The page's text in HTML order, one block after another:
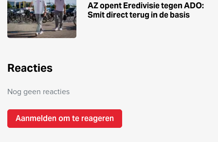
AZ opent Eredivisie tegen ADO:
Smit direct terug in de basis
Reacties
Nog geen reacties
Aanmelden om te reageren